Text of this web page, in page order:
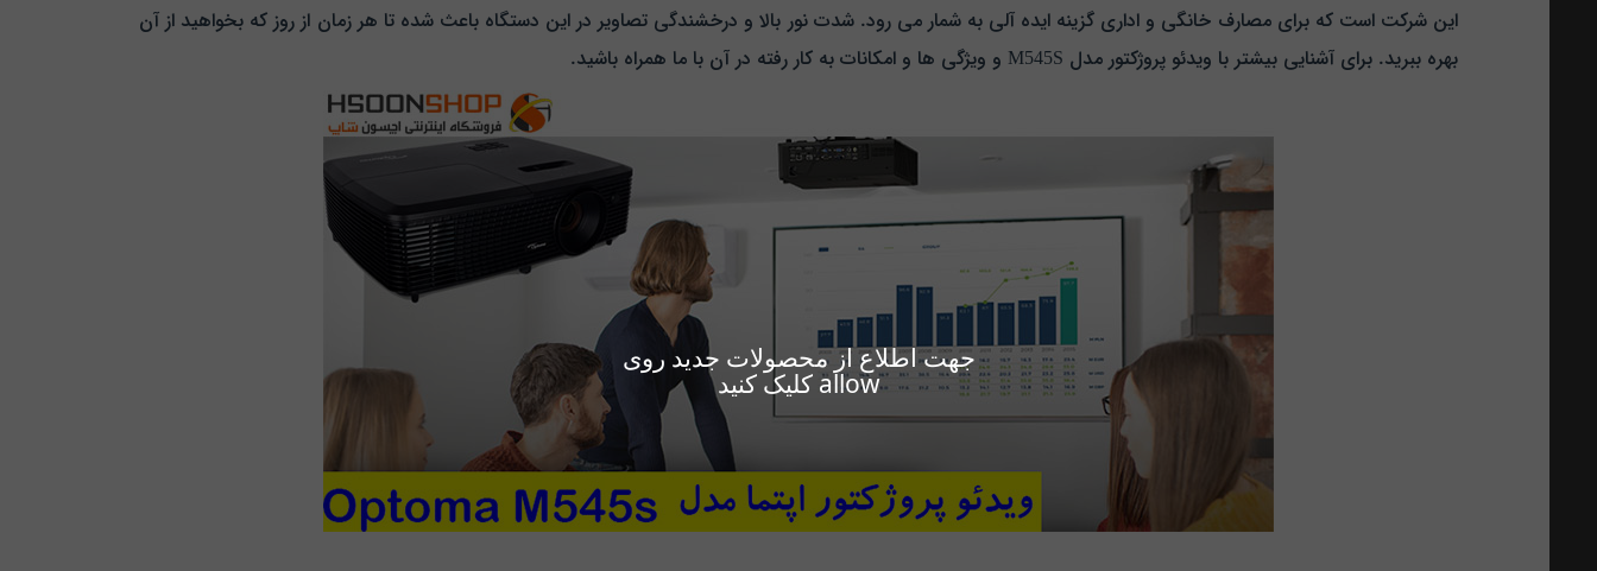
جهت اطلاع از محصولات جدید روی
allow کلیک کنید
این شرکت است که برای مصارف خانگی و اداری گزینه ایده آلی به شمار می رود. شدت نور بالا و درخشندگی تصاویر در این دستگاه باعث شده تا هر زمان از روز که بخواهید از آن
بهره ببرید. برای آشنایی بیشتر با ویدئو پروژکتور مدل M545S و ویژگی ها و امکانات به کار رفته در آن با ما همراه باشید.